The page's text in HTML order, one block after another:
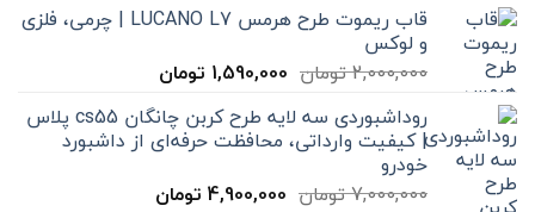
قاب ریموت طرح هرمس LUCANO L7 | چرمی، فلزی
و لوکس
2,000,000تومان قیمت
2,000,000 تومان
بود.
1,590,000 تومانقیمت
1,590,000 تومان
است.
روداشبوردی سه‌ لایه طرح کربن چانگان cs55 پلاس
| کیفیت وارداتی، محافظت حرفه‌ای از داشبورد
خودرو
7,000,000تومان قیمت
4,900,000 تومانقیمت